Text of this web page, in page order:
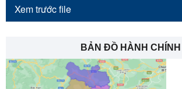
Xem trước file
BẢN ĐỒ HÀNH CHÍNH